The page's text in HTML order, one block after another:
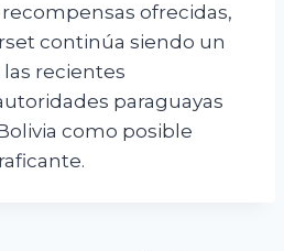
ofrecidas,
continúa siendo un
recientes
paraguayas
como posible